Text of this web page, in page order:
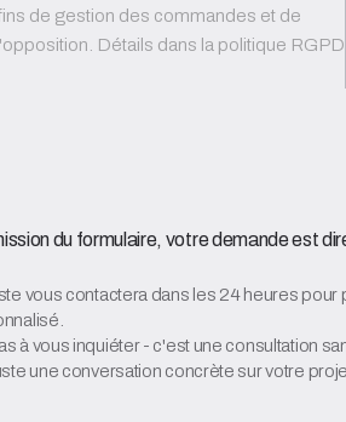
de gestion des commandes et de
Détails dans la politique RGPD
du formulaire, votre demande est
vous contactera dans les 24 heures
à vous inquiéter - c'est une consultation
une conversation concrète sur votre